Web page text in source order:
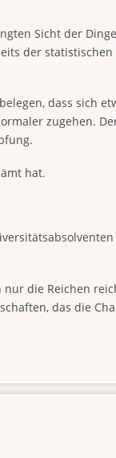
Sicht der
der
dass sich
zugehen.
hat.
die Reichen
das die